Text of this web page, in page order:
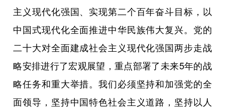
主义现代化强国、实现第二个百年奋斗目标，以
中国式现代化全面推进中华民族伟大复兴。党的
二十大对全面建成社会主义现代化强国两步走战
略安排进行了宏观展望，重点部署了未来5年的战
略任务和重大举措。我们必须坚持和加强党的全
面领导，坚持中国特色社会主义道路，坚持以人